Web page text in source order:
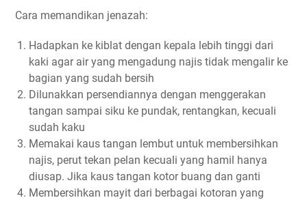
Cara memandikan jenazah:
Hadapkan ke kiblat dengan kepala lebih tinggi dari
kaki agar air yang mengadung najis tidak mengalir ke
bagian yang sudah bersih
Dilunakkan persendiannya dengan menggerakan
tangan sampai siku ke pundak, rentangkan, kecuali
sudah kaku
Memakai kaus tangan lembut untuk membersihkan
najis, perut tekan pelan kecuali yang hamil hanya
diusap. Jika kaus tangan kotor buang dan ganti
Membersihkan mayit dari berbagai kotoran yang